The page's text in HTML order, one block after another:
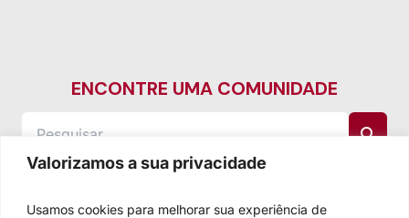
Valorizamos a sua privacidade
Usamos cookies para melhorar sua experiência de
ENCONTRE UMA COMUNIDADE